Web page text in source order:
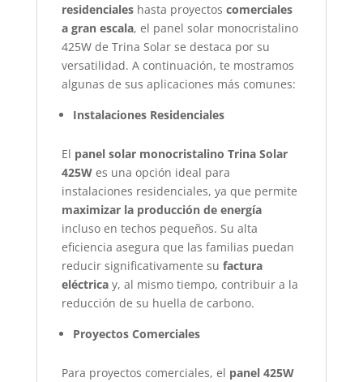
residencialeshasta proyectos comerciales
a gran escala, el panel solar monocristalino
425W de Trina Solar se destaca por su
versatilidad. A continuación, te mostramos
algunas de sus aplicaciones más comunes:
Instalaciones Residenciales
El panel solar monocristalino Trina Solar
425Wes una opción ideal para
instalaciones residenciales, ya que permite
maximizar la producción de energía
incluso en techos pequeños. Su alta
eficiencia asegura que las familias puedan
reducir significativamente su factura
eléctricay, al mismo tiempo, contribuir a la
reducción de su huella de carbono.
Proyectos Comerciales
Para proyectos comerciales, el panel 425W